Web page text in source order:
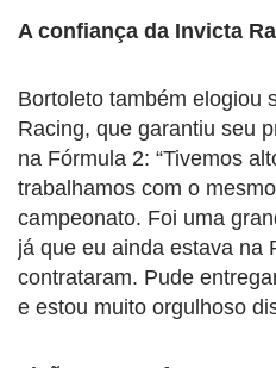
A confiança da Invicta
Bortoleto também elogiou
Racing, que garantiu seu
na Fórmula 2: “Tivemos
trabalhamos com o
campeonato. Foi uma
já que eu ainda estava na
contrataram. Pude
e estou muito orgulhoso